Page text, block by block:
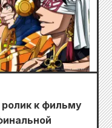
к фильму